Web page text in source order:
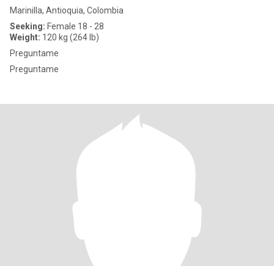
Marinilla, Antioquia, Colombia
Seeking: Female 18 - 28
Weight: 120 kg (264 lb)
Preguntame
Preguntame